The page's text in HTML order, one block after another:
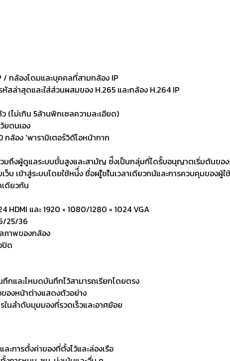
/ กล้องโดมและบุคคลที่สามกล้อง IP
สล่าสุดและใส่ส่วนผสมของ H.265 และกล้อง H.264 IP
ไม่เกิน 5ล้านพิกเซลความละเอียด)
ยตนเอง
ล้อง 'พารามิเตอร์วิดีโอหน้ากาก
ถึงผู้ดูแลระบบขั้นสูงและสามัญ ซ่ึงเป็นกลุ่มที่ไดร้ับอนุญาตเริ่มต้นของ
บ เข้าสู่ระบบโดยใช้หน่ึ่ง ชื่อผใู้ชใ้นเวลาเดียวกนัและการควบคุมของ
ดียวกัน
และ 1920 × 1080/1280 × 1024 VGA
25/36
ภาพของกล้อง
ปิด
กและโหมดบันทึกไว้สามารถเรียกโดยตรง
องหน้าต่างแสดงตัวอย่าง
นลำดับมุมมองที่รวดเร็วและอาศยัอย
การตั้งค่าของที่ตั้งไว้และล่องเรือ